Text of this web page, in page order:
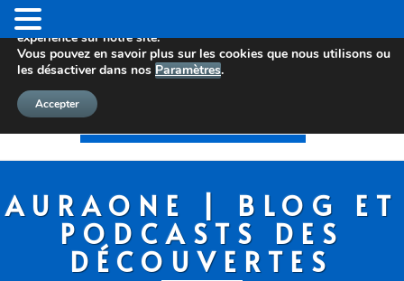
AURAONE | BLOG ET
PODCASTS DES
DÉCOUVERTES
Nous utilisons des cookies pour vous offrir la meilleure
expérience sur notre site.
Vous pouvez en savoir plus sur les cookies que nous utilisons ou
les désactiver dans nos Paramètres.
Accepter